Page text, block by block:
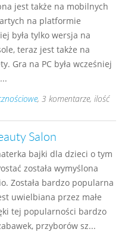
jest także na mobilnych
na platformie
była tylko wersja na
teraz jest także na
Gra na PC była wcześniej
, 3 komentarze, ilość
Salon
bajki dla dzieci o tym
została wymyślona
Została bardzo popularna
uwielbiana przez małe
tej popularności bardzo
przyborów sz...